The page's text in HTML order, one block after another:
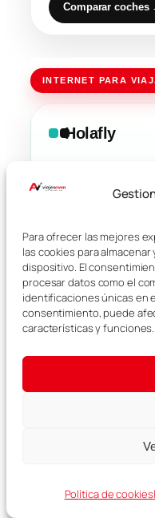
Para ofrecer las mejores
las cookies para
dispositivo. El
procesar datos como el
identificaciones únicas en
consentimiento, puede
características y funciones.
Política de cookies
Comparar coches
INTERNET PARA
Holafly
minuto
Europa y evita
hotel.
Datos móviles
Instalación
Ver